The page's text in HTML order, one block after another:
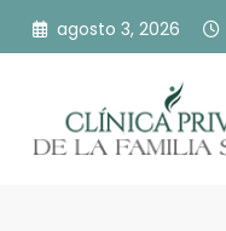
Saltar
agosto 3, 2026